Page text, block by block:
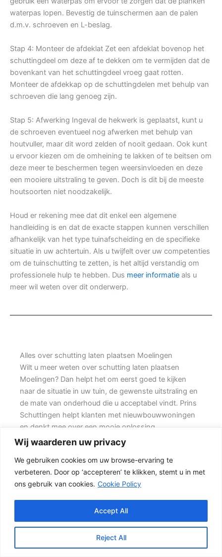
Wij waarderen uw privacy
We gebruiken cookies om uw browse-ervaring te
verbeteren. Door op ‘accepteren’ te klikken, stemt u in met
ons gebruik van cookies. Cookie Policy
Reject All
Accept All
waterpas lopen. Bevestig de tuinschermen aan de palen
d.m.v. schroeven en L-beslag.
Stap 4: Monteer de afdeklat Zet een afdeklat bovenop het
schuttingdeel om deze af te dekken om te vermijden dat de
bovenkant van het schuttingdeel vroeg gaat rotten.
Monteer de afdekkap op de schuttingdelen met behulp van
schroeven die lang genoeg zijn.
Stap 5: Afwerking Ingeval de hekwerk is geplaatst, kunt u
de schroeven eventueel nog afwerken met behulp van
houtvuller, maar dit word zelden of nooit gedaan. Ook kunt
u ervoor kiezen om de omheining te lakken of te beitsen om
deze meer te beschermen tegen weersinvloeden en deze
een mooiere uitstraling te geven. Doch is dit bij de meeste
houtsoorten niet noodzakelijk.
Houd er rekening mee dat dit enkel een algemene
handleiding is en dat de exacte stappen kunnen verschillen
afhankelijk van het type tuinafscheiding en de specifieke
situatie in uw achtertuin. Als u twijfelt over uw competenties
om de tuinschutting te zetten, is het altijd verstandig om
professionele hulp te hebben. Dus meer informatie als u
meer wil weten over dit onderwerp.
Alles over schutting laten plaatsen Moelingen
Wilt u meer weten over schutting laten plaatsen
Moelingen? Dan helpt het om eerst goed te kijken
naar de situatie in uw tuin, de gewenste uitstraling en
de mate van onderhoud die u acceptabel vindt. Prins
Schuttingen helpt klanten met nieuwbouwwoningen
en denkt mee over een mooie oplossing.
De juiste erfafscheiding begint met een goed plan.
Wilt u vooral privacy, dan is een dichte schutting
meestal de beste keuze. Ook de ondergrond, de
lengte van de schutting en de aanwezigheid van
poorten of hoeken hebben invloed op de beste
Schutting kiezen op basis van uitstraling en gebruik